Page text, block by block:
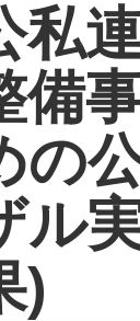
私
備
の
ル
)